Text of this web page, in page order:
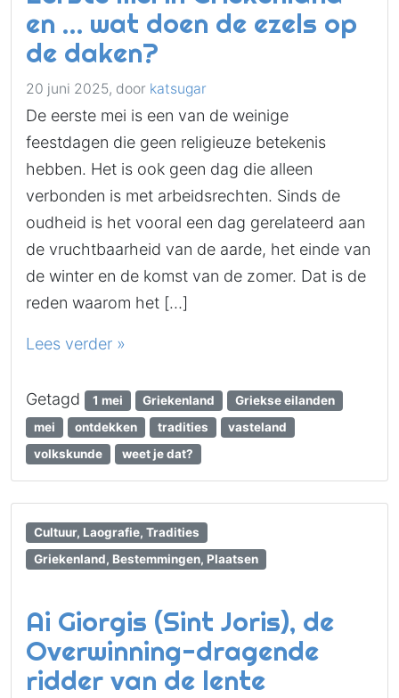
en … wat doen de ezels op
de daken?
20 juni 2025, door katsugar
De eerste mei is een van de weinige
feestdagen die geen religieuze betekenis
hebben. Het is ook geen dag die alleen
verbonden is met arbeidsrechten. Sinds de
oudheid is het vooral een dag gerelateerd aan
de vruchtbaarheid van de aarde, het einde van
de winter en de komst van de zomer. Dat is de
reden waarom het […]
Lees verder »
Getagd 1 mei Griekenland
Griekse eilanden
mei
ontdekken tradities
vasteland
volkskunde
weet je dat?
Cultuur, Laografie, Tradities
Griekenland, Bestemmingen, Plaatsen
Ai Giorgis (Sint Joris), de
Overwinning-dragende
ridder van de lente